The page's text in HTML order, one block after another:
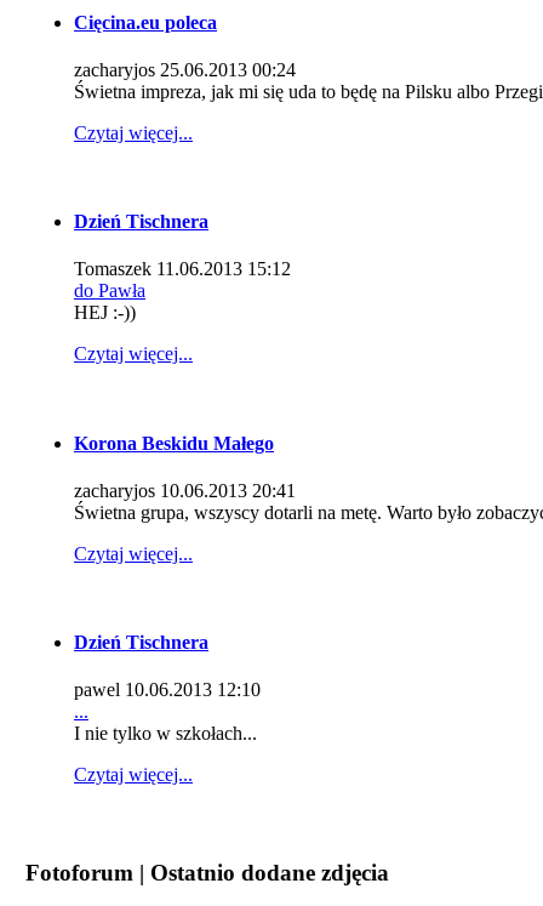
Cięcina.eu poleca
zacharyjos 25.06.2013 00:24
Świetna impreza, jak mi się uda to będę na Pilsku albo
Czytaj więcej...
Dzień Tischnera
Tomaszek 11.06.2013 15:12
do Pawła
HEJ :-))
Czytaj więcej...
Korona Beskidu Małego
zacharyjos 10.06.2013 20:41
Świetna grupa, wszyscy dotarli na metę. Warto było
Czytaj więcej...
Dzień Tischnera
pawel 10.06.2013 12:10
...
I nie tylko w szkołach...
Czytaj więcej...
Fotoforum | Ostatnio dodane zdjęcia